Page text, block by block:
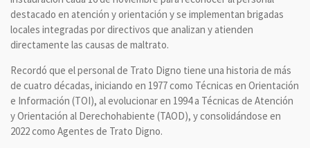
destacado en atención y orientación y se implementan brigadas
locales integradas por directivos que analizan y atienden
directamente las causas de maltrato.
Recordó que el personal de Trato Digno tiene una historia de más
de cuatro décadas, iniciando en 1977 como Técnicas en Orientación
e Información (TOI), al evolucionar en 1994 a Técnicas de Atención
y Orientación al Derechohabiente (TAOD), y consolidándose en
2022 como Agentes de Trato Digno.